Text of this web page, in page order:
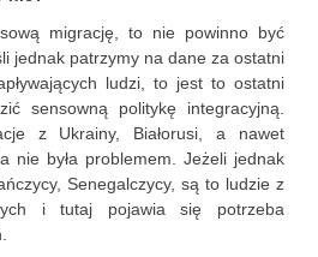
migrację, to nie powinno być
jednak patrzymy na dane za ostatni
ludzi, to jest to ostatni
sensowną politykę integracyjną.
z Ukrainy, Białorusi, a nawet
nie była problemem. Jeżeli jednak
Senegalczycy, są to ludzie z
i tutaj pojawia się potrzeba